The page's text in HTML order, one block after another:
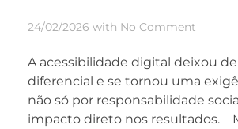
24/02/2026 with No Comment
A acessibilidade digital deixou
diferencial e se tornou uma
não só por responsabilidade
impacto direto nos resultados.